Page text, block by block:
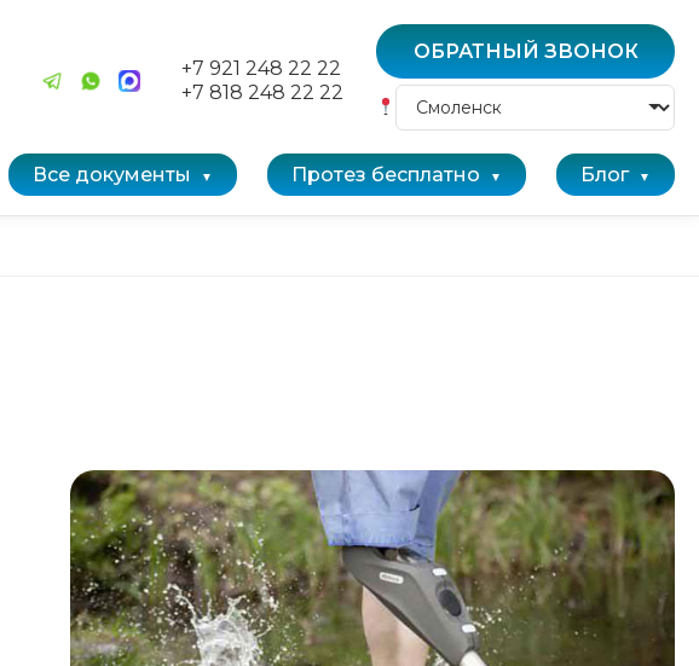
+7 921 248 22 22
+7 818 248 22 22
ОБРАТНЫЙ ЗВОНОК
Все документы Протез бесплатно Блог